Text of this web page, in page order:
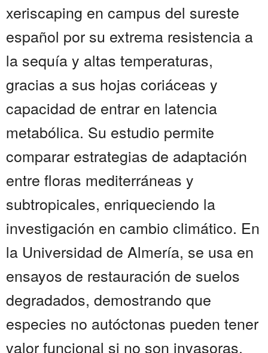
xeriscaping en campus del sureste
español por su extrema resistencia a
la sequía y altas temperaturas,
gracias a sus hojas coriáceas y
capacidad de entrar en latencia
metabólica. Su estudio permite
comparar estrategias de adaptación
entre floras mediterráneas y
subtropicales, enriqueciendo la
investigación en cambio climático. En
la Universidad de Almería, se usa en
ensayos de restauración de suelos
degradados, demostrando que
especies no autóctonas pueden tener
valor funcional si no son invasoras.